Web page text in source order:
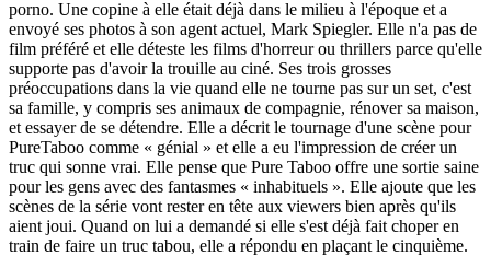
porno. Une copine à elle était déjà dans le milieu à l'époque et a
envoyé ses photos à son agent actuel, Mark Spiegler. Elle n'a pas de
film préféré et elle déteste les films d'horreur ou thrillers parce qu'elle
supporte pas d'avoir la trouille au ciné. Ses trois grosses
préoccupations dans la vie quand elle ne tourne pas sur un set, c'est
sa famille, y compris ses animaux de compagnie, rénover sa maison,
et essayer de se détendre. Elle a décrit le tournage d'une scène pour
PureTaboo comme « génial » et elle a eu l'impression de créer un
truc qui sonne vrai. Elle pense que Pure Taboo offre une sortie saine
pour les gens avec des fantasmes « inhabituels ». Elle ajoute que les
scènes de la série vont rester en tête aux viewers bien après qu'ils
aient joui. Quand on lui a demandé si elle s'est déjà fait choper en
train de faire un truc tabou, elle a répondu en plaçant le cinquième.